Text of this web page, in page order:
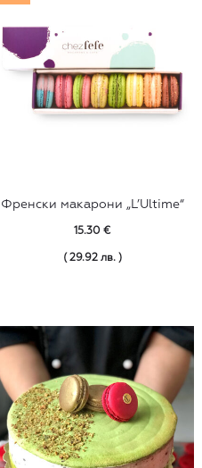
Френски макарони „L’Ultime“
15.30€
( 29.92 лв. )